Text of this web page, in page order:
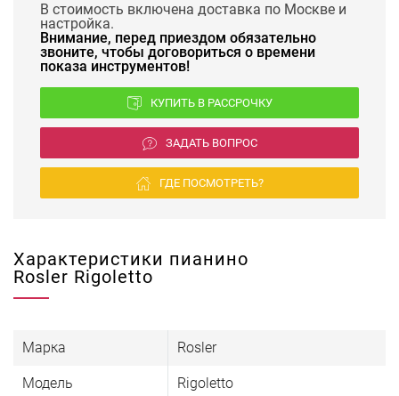
В стоимость включена доставка по Москве и
настройка.
Внимание, перед приездом обязательно
звоните, чтобы договориться о времени
показа инструментов!
КУПИТЬ В РАССРОЧКУ
ЗАДАТЬ ВОПРОС
ГДЕ ПОСМОТРЕТЬ?
Характеристики пианино
Rosler Rigoletto
Марка Rosler
Модель Rigoletto